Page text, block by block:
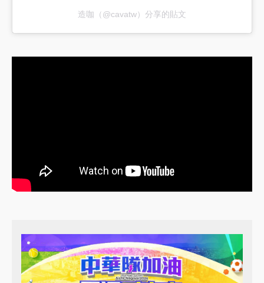
造咖（@cavatw）分享的貼文